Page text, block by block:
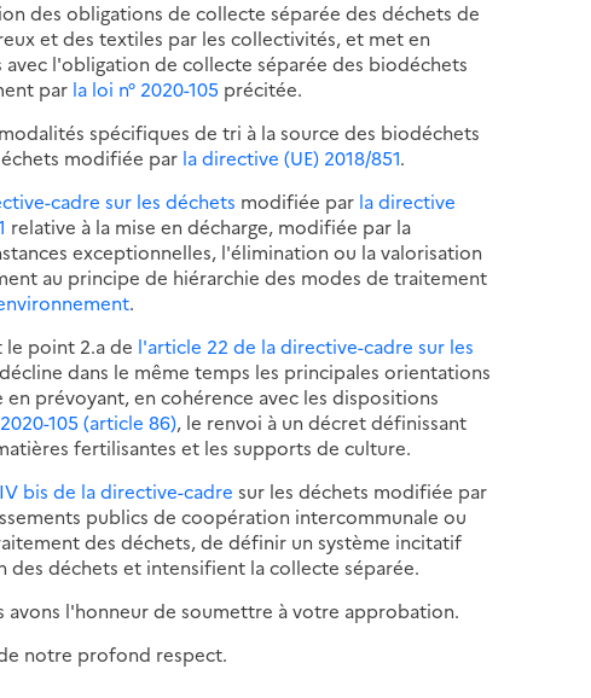
des obligations de collecte séparée des déchets de
et des textiles par les collectivités, et met en
l'obligation de collecte séparée des biodéchets
par la loi n° 2020-105 précitée.
spécifiques de tri à la source des biodéchets
modifiée par la directive (UE) 2018/851.
cadre sur les déchets modifiée par la directive
relative à la mise en décharge, modifiée par la
exceptionnelles, l'élimination ou la valorisation
au principe de hiérarchie des modes de traitement
.
le point 2.a de l'article 22 de la directive-cadre sur les
dans le même temps les principales orientations
prévoyant, en cohérence avec les dispositions
105 (article 86), le renvoi à un décret définissant
fertilisantes et les supports de culture.
bis de la directive-cadre sur les déchets modifiée par
publics de coopération intercommunale ou
des déchets, de définir un système incitatif
déchets et intensifient la collecte séparée.
l'honneur de soumettre à votre approbation.
notre profond respect.